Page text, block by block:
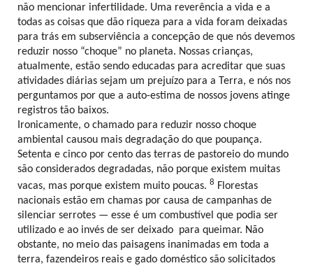
não mencionar infertilidade. Uma reverência a vida e a
todas as coisas que dão riqueza para a vida foram deixadas
para trás em subserviência a concepção de que nós devemos
reduzir nosso “choque” no planeta. Nossas crianças,
atualmente, estão sendo educadas para acreditar que suas
atividades diárias sejam um prejuízo para a Terra, e nós nos
perguntamos por que a auto-estima de nossos jovens atinge
registros tão baixos.
Ironicamente, o chamado para reduzir nosso choque
ambiental causou mais degradação do que poupança.
Setenta e cinco por cento das terras de pastoreio do mundo
são considerados degradadas, não porque existem muitas
vacas, mas porque existem muito poucas. 8 Florestas
nacionais estão em chamas por causa de campanhas de
silenciar serrotes — esse é um combustível que podia ser
utilizado e ao invés de ser deixado para queimar. Não
obstante, no meio das paisagens inanimadas em toda a
terra, fazendeiros reais e gado doméstico são solicitados